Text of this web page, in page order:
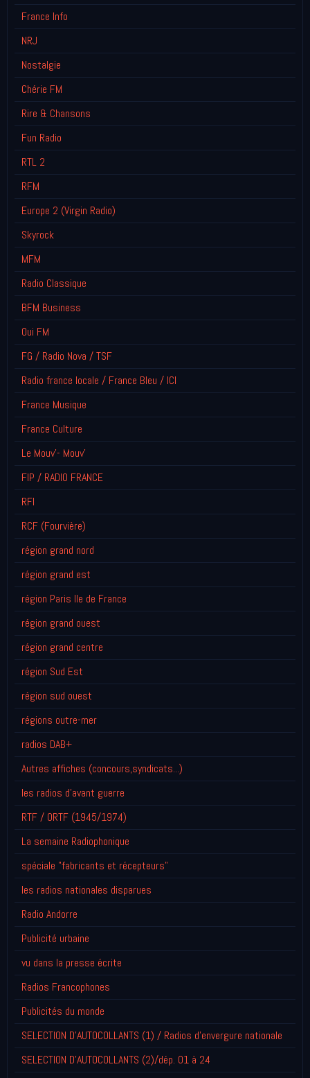
France Info
NRJ
Nostalgie
Chérie FM
Rire & Chansons
Fun Radio
RTL 2
RFM
Europe 2 (Virgin Radio)
Skyrock
MFM
Radio Classique
BFM Business
Oui FM
FG / Radio Nova / TSF
Radio france locale / France Bleu / ICI
France Musique
France Culture
Le Mouv'- Mouv'
FIP / RADIO FRANCE
RFI
RCF (Fourvière)
région grand nord
région grand est
région Paris Ile de France
région grand ouest
région grand centre
région Sud Est
région sud ouest
régions outre-mer
radios DAB+
Autres affiches (concours,syndicats...)
les radios d'avant guerre
RTF / ORTF (1945/1974)
La semaine Radiophonique
spéciale "fabricants et récepteurs"
les radios nationales disparues
Radio Andorre
Publicité urbaine
vu dans la presse écrite
Radios Francophones
Publicités du monde
SELECTION D'AUTOCOLLANTS (1) / Radios d'envergure nationale
SELECTION D'AUTOCOLLANTS (2)/dép. 01 à 24